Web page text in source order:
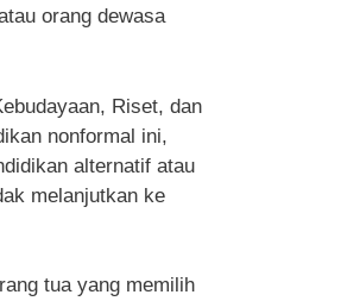
orang dewasa
Riset, dan
nonformal ini,
alternatif atau
melanjutkan ke
tua yang memilih